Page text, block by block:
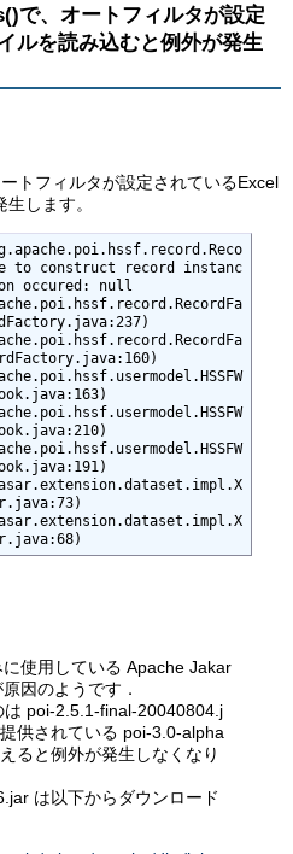
で、オートフィルタが設定
ルを読み込むと例外が発生
トフィルタが設定されているExcel
します。
to construct record instanc
occured: null
使用している Apache Jakar
因のようです．
poi-2.5.1-final-20040804.j
供されている poi-3.0-alpha
ると例外が発生しなくなり
は以下からダウンロード